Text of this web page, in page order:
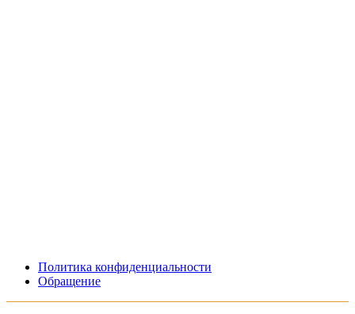
Политика конфиденциальности
Обращение